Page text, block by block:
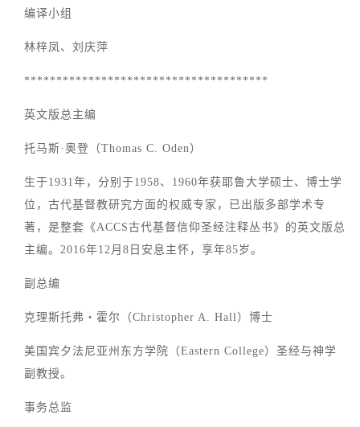
编译小组
林梓凤、刘庆萍
**************************************
英文版总主编
托马斯·奥登（Thomas C. Oden）
生于1931年，分别于1958、1960年获耶鲁大学硕士、博士学
位，古代基督教研究方面的权威专家，已出版多部学术专
著，是整套《ACCS古代基督信仰圣经注释丛书》的英文版总
主编。2016年12月8日安息主怀，享年85岁。
副总编
克理斯托弗‧霍尔（Christopher A. Hall）博士
美国宾夕法尼亚州东方学院（Eastern College）圣经与神学
副教授。
事务总监